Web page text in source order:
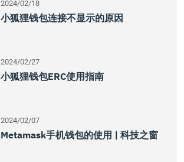
2024/02/18
小狐狸钱包连接不显示的原因
2024/02/27
小狐狸钱包ERC使用指南
2024/02/07
Metamask手机钱包的使用 | 科技之窗